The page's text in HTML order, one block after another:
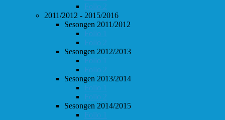
Follo 2
2011/2012 - 2015/2016
Sesongen 2011/2012
Follo 1
Follo 2
Sesongen 2012/2013
Follo 1
Follo 2
Sesongen 2013/2014
Follo 1
Follo 2
Sesongen 2014/2015
Follo 1